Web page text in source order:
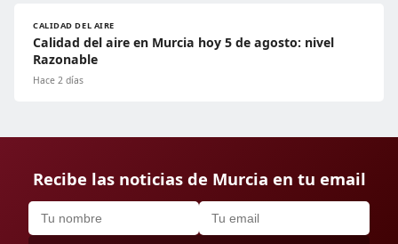
CALIDAD DEL AIRE
Calidad del aire en Murcia hoy 5 de agosto: nivel
Razonable
Hace 2 días
Recibe las noticias de Murcia en tu email